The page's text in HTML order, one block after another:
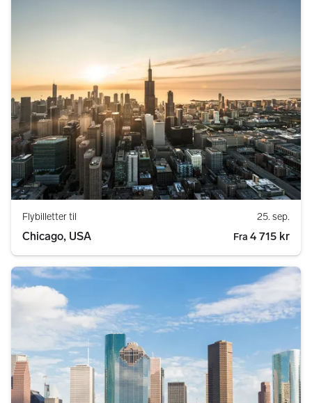
Flybilletter til 25. sep.
Chicago, USA Fra 4 715 kr